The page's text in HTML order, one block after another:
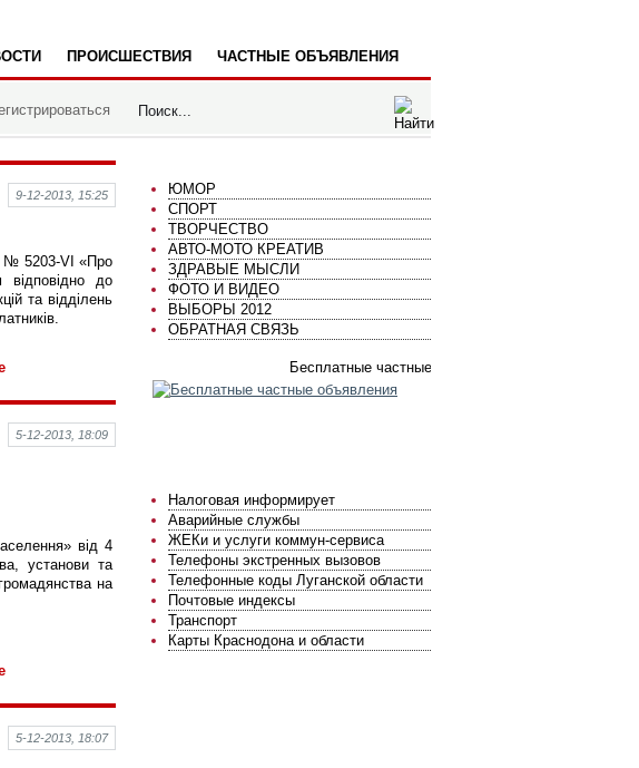
ПРОИСШЕСТВИЯ ЧАСТНЫЕ ОБЪЯВЛЕНИЯ
9-12-2013, 15:25
№ 5203-VI «Про
відповідно до
та відділень
5-12-2013, 18:09
від 4
установи та
на
5-12-2013, 18:07
ЮМОР
СПОРТ
ТВОРЧЕСТВО
АВТО-МОТО КРЕАТИВ
ЗДРАВЫЕ МЫСЛИ
ФОТО И ВИДЕО
ВЫБОРЫ 2012
ОБРАТНАЯ СВЯЗЬ
Бесплатные частные объявления
Налоговая информирует
Аварийные службы
ЖЕКи и услуги коммун-сервиса
Телефоны экстренных вызовов
Телефонные коды Луганской области
Почтовые индексы
Транспорт
Карты Краснодона и области